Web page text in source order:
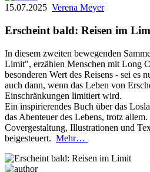
15.07.2025 Verena Meyer
Erscheint bald: Reisen im
In diesem zweiten bewegenden
Limit", erzählen Menschen mit Long
besonderen Wert des Reisens - sei es
auch dann, wenn das Leben von
Einschränkungen limitiert wird.
Ein inspirierendes Buch über das
das Abenteuer des Lebens, trotz allem.
Covergestaltung, Illustrationen und
beigesteuert. Mehr…